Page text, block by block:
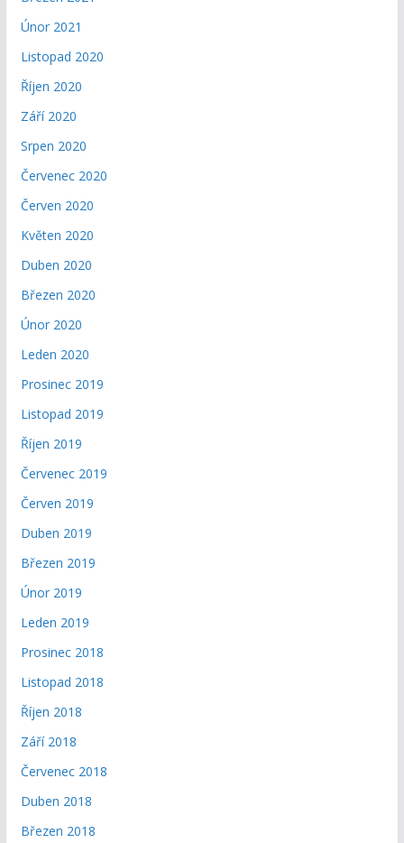
Únor 2021
Listopad 2020
Říjen 2020
Září 2020
Srpen 2020
Červenec 2020
Červen 2020
Květen 2020
Duben 2020
Březen 2020
Únor 2020
Leden 2020
Prosinec 2019
Listopad 2019
Říjen 2019
Červenec 2019
Červen 2019
Duben 2019
Březen 2019
Únor 2019
Leden 2019
Prosinec 2018
Listopad 2018
Říjen 2018
Září 2018
Červenec 2018
Duben 2018
Březen 2018